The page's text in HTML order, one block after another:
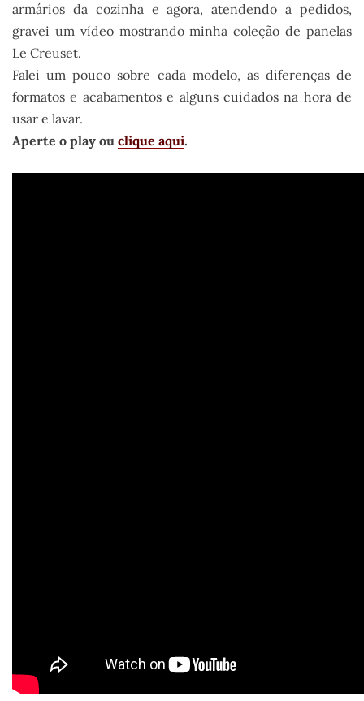
armários da cozinha e agora, atendendo a pedidos,
gravei um vídeo mostrando minha coleção de panelas
Le Creuset.
Falei um pouco sobre cada modelo, as diferenças de
formatos e acabamentos e alguns cuidados na hora de
usar e lavar.
Aperte o play ou clique aqui.